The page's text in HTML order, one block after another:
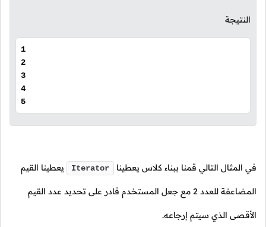
النتيجة
1
2
3
4
5
في المثال التالي قمنا ببناء كلاس يعطينا Iterator يعطينا القيم
المضاعفة للعدد 2 مع جعل المستخدم قادر على تحديد عدد القيم
الأقصى الذي سيتم إرجاعه.